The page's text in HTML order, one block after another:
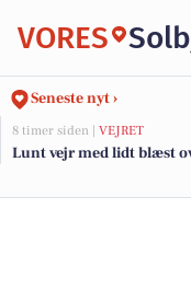
VORES
Seneste nyt ›
8 timer siden | VEJRET
Lunt vejr med lidt blæst